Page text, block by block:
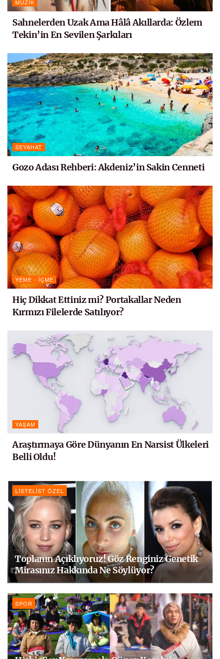
MÜZIK
Sahnelerden Uzak Ama Hâlâ Akıllarda: Özlem
Tekin’in En Sevilen Şarkıları
SEYAHAT
Gozo Adası Rehberi: Akdeniz’in Sakin Cenneti
YEME - İÇME
Hiç Dikkat Ettiniz mi? Portakallar Neden
Kırmızı Filelerde Satılıyor?
YAŞAM
Araştırmaya Göre Dünyanın En Narsist Ülkeleri
Belli Oldu!
LISTELIST ÖZEL
Toplanın Açıklıyoruz! Göz Renginiz Genetik
Mirasınız Hakkında Ne Söylüyor?
SPOR